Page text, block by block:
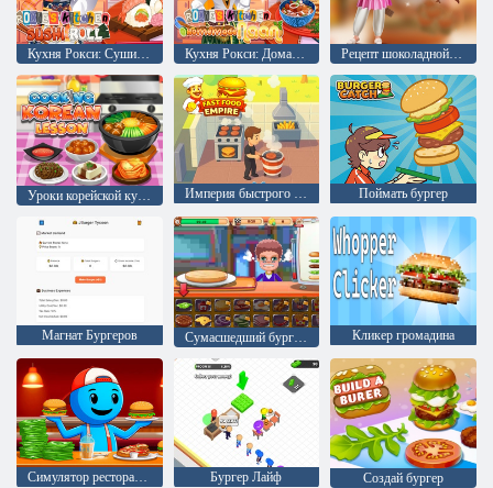
Кухня Рокси: Суши-роллы Кухня Рокси: Домашние лепешки наан Рецепт шоколадной плитки Дубай от Элли
Империя быстрого питания Поймать бургер
Магнат Бургеров Сумасшедший бургер : Лучший магазин бургеров Кликер громадина
Симулятор ресторана: Бургеры и пицца Бургер Лайф Создай бургер